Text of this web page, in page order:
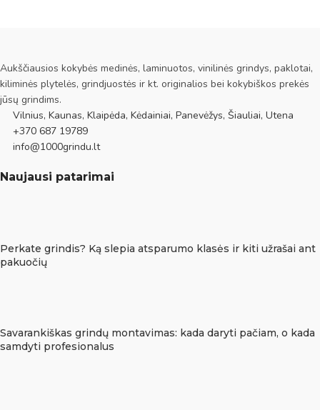
Aukščiausios kokybės medinės, laminuotos, vinilinės grindys, paklotai,
kiliminės plytelės, grindjuostės ir kt. originalios bei kokybiškos prekės
jūsų grindims.
Vilnius, Kaunas, Klaipėda, Kėdainiai, Panevėžys, Šiauliai, Utena
+370 687 19789
info@1000grindu.lt
Naujausi patarimai
Perkate grindis? Ką slepia atsparumo klasės ir kiti užrašai ant
pakuočių
Savarankiškas grindų montavimas: kada daryti pačiam, o kada
samdyti profesionalus